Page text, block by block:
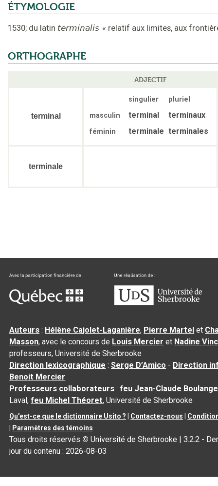
ÉTYMOLOGIE
1530; du latin terminalis « relatif aux limites, aux
ORTHOGRAPHE
ADJECTIF
terminal
singulier
pluriel
masculin
terminal terminaux
féminin terminale terminales
terminale
Auteurs : Hélène Cajolet-Laganière, Pierre Martel et
Masson, avec le concours de Louis Mercier et Nadine
professeurs, Université de Sherbrooke
Direction lexicographique :Serge D’Amico - Direction
Benoit Mercier
Professeurs collaborateurs :feu Jean-Claude
Laval,feu Michel Théoret, Université de Sherbrooke
Qu’est-ce que le dictionnaire Usito ? Contactez-nous
Paramètres des témoins
Tous droits réservés © Université de Sherbrooke |3.2.2 -
jour du contenu :2026-08-03